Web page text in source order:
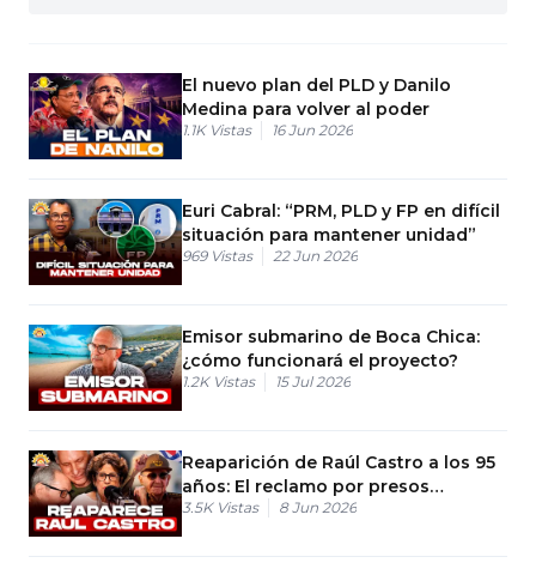
El nuevo plan del PLD y Danilo
Medina para volver al poder
1.1K Vistas 16 Jun 2026
Euri Cabral: “PRM, PLD y FP en difícil
situación para mantener unidad”
969 Vistas 22 Jun 2026
Emisor submarino de Boca Chica:
¿cómo funcionará el proyecto?
1.2K Vistas 15 Jul 2026
Reaparición de Raúl Castro a los 95
años: El reclamo por presos
políticos
3.5K Vistas 8 Jun 2026